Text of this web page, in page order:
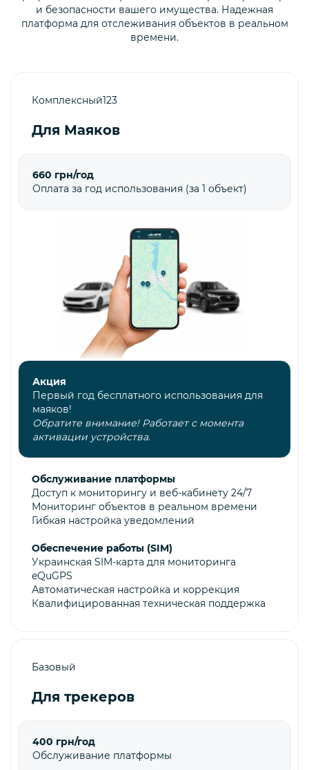
и безопасности вашего имущества. Надежная
платформа для отслеживания объектов в реальном
времени.
Комплексный123
Для Маяков
660 грн/год
Оплата за год использования (за 1 объект)
Акция
Первый год бесплатного использования для
маяков!
Обратите внимание! Работает с момента
активации устройства.
Обслуживание платформы
Доступ к мониторингу и веб-кабинету 24/7
Мониторинг объектов в реальном времени
Гибкая настройка уведомлений
Обеспечение работы (SIM)
Украинская SIM-карта для мониторинга
eQuGPS
Автоматическая настройка и коррекция
Квалифицированная техническая поддержка
Базовый
Для трекеров
400 грн/год
Обслуживание платформы